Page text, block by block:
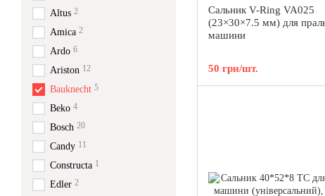
Сальник V-Ring VA025
(23×30×7.5 мм) для
машини
50 грн/шт.
Altus 2
Amica 2
Ardo 6
Ariston 12
Bauknecht 5
Beko 4
Bosch 20
Candy 11
Constructa 1
Edler 2